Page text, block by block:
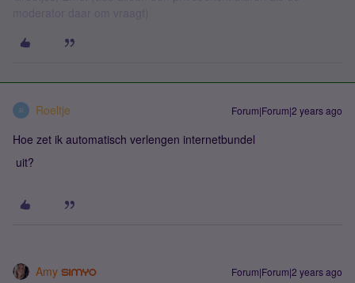
R Roeltje Forum|Forum|2 years ago
Hoe zet ik automatisch verlengen internetbundel
uit?
Amy Forum|Forum|2 years ago